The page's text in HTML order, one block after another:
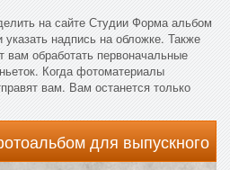
на сайте Студии Форма альбом
надпись на обложке. Также
вам обработать первоначальные
Когда фотоматериалы
вам. Вам останется только
для выпускного